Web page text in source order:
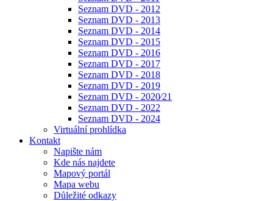
Seznam DVD - 2012
Seznam DVD - 2013
Seznam DVD - 2014
Seznam DVD - 2015
Seznam DVD - 2016
Seznam DVD - 2017
Seznam DVD - 2018
Seznam DVD - 2019
Seznam DVD - 2020⁄21
Seznam DVD - 2022
Seznam DVD - 2024
Virtuální prohlídka
Kontakt
Napište nám
Kde nás najdete
Mapový portál
Mapa webu
Důležité odkazy